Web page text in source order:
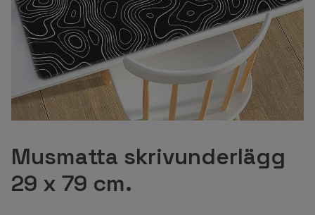
Musmatta skrivunderlägg
29 x 79 cm.